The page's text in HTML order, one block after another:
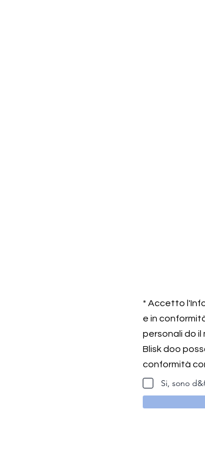
* Accetto
e in
personali do
Blisk doo
conformità
Si, sono